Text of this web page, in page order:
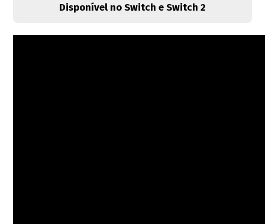
Disponível no Switch e Switch 2